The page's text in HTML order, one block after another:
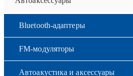
Bluetooth-адаптеры
FM-модуляторы
Автоакустика и аксессуары